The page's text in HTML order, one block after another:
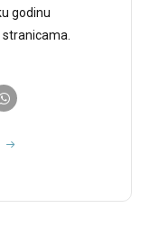
godinu